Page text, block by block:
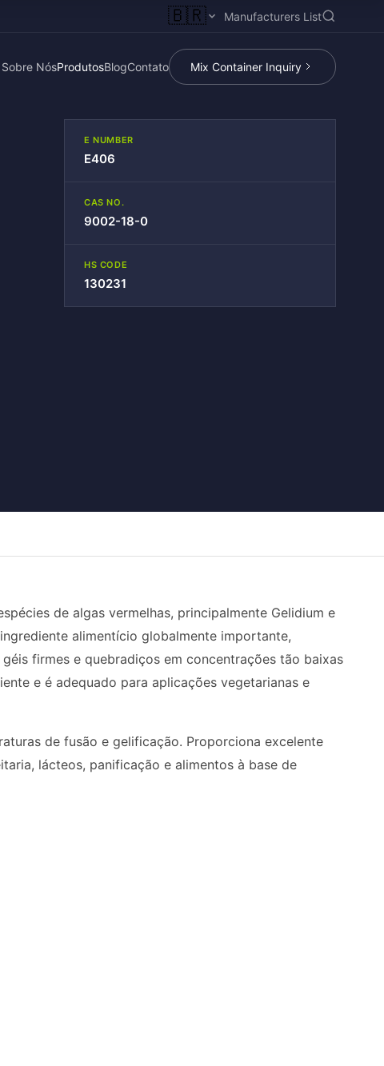
🇧🇷 Manufacturers List
Sobre NósProdutosBlogContato Mix Container Inquiry
E NUMBER
E406
CAS NO.
9002-18-0
HS CODE
130231
de algas vermelhas, principalmente Gelidium e
alimentício globalmente importante,
firmes e quebradiços em concentrações tão baixas
e é adequado para aplicações vegetarianas e
de fusão e gelificação. Proporciona excelente
lácteos, panificação e alimentos à base de